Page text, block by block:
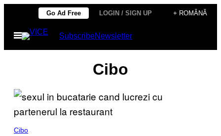
content
Go Ad Free LOGIN / SIGN UP + ROMÂNĂ
Open
Menu
SubscribeNewsletter
Cibo
Cibo